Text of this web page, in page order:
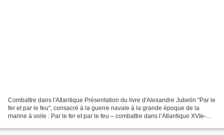
Combattre dans l'Atlantique Présentation du livre d'Alexandre Jubelin "Par le
fer et par le feu", consacré à la guerre navale à la grande époque de la
marine à voile : Par le fer et par le feu – combattre dans l’Atlantique XVIe-